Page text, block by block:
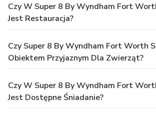
Czy W Super 8 By Wyndham Fort
Jest Restauracja?
Czy Super 8 By Wyndham Fort Worth
Obiektem Przyjaznym Dla Zwierząt?
Czy W Super 8 By Wyndham Fort
Jest Dostępne Śniadanie?